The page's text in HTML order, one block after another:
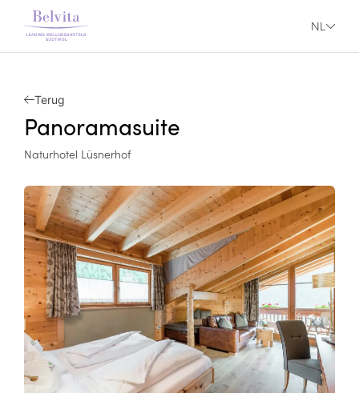
NL
Terug
Panoramasuite
Naturhotel Lüsnerhof